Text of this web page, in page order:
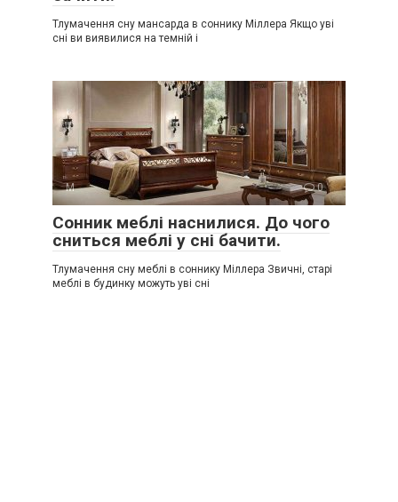
Тлумачення сну мансарда в соннику Міллера Якщо уві
сні ви виявилися на темній і
М 0
Сонник меблі наснилися. До чого
сниться меблі у сні бачити.
Тлумачення сну меблі в соннику Міллера Звичні, старі
меблі в будинку можуть уві сні